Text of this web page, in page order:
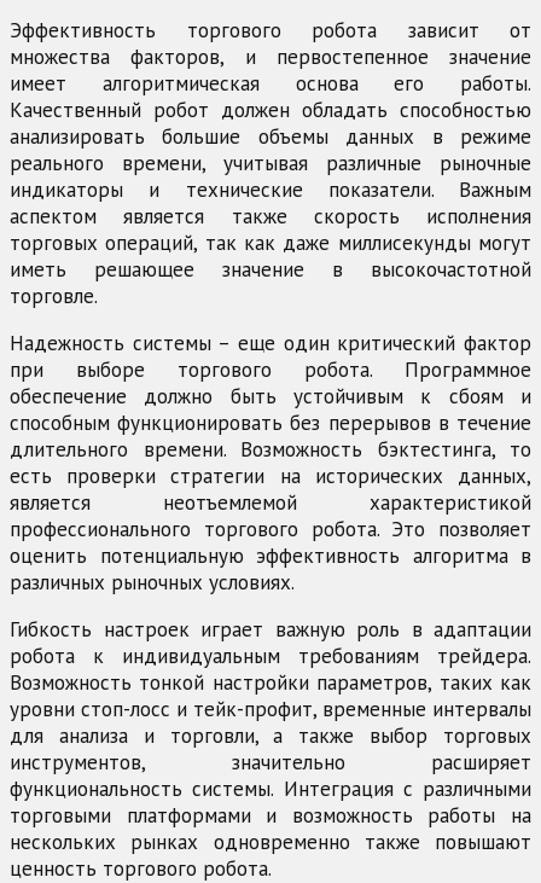
Эффективность торгового робота зависит от
множества факторов, и первостепенное значение
имеет алгоритмическая основа его работы.
Качественный робот должен обладать способностью
анализировать большие объемы данных в режиме
реального времени, учитывая различные рыночные
индикаторы и технические показатели. Важным
аспектом является также скорость исполнения
торговых операций, так как даже миллисекунды могут
иметь решающее значение в высокочастотной
торговле.
Надежность системы – еще один критический фактор
при выборе торгового робота. Программное
обеспечение должно быть устойчивым к сбоям и
способным функционировать без перерывов в течение
длительного времени. Возможность бэктестинга, то
есть проверки стратегии на исторических данных,
является неотъемлемой характеристикой
профессионального торгового робота. Это позволяет
оценить потенциальную эффективность алгоритма в
различных рыночных условиях.
Гибкость настроек играет важную роль в адаптации
робота к индивидуальным требованиям трейдера.
Возможность тонкой настройки параметров, таких как
уровни стоп-лосс и тейк-профит, временные интервалы
для анализа и торговли, а также выбор торговых
инструментов, значительно расширяет
функциональность системы. Интеграция с различными
торговыми платформами и возможность работы на
нескольких рынках одновременно также повышают
ценность торгового робота.